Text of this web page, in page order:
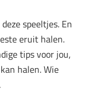
speeltjes. En
eruit halen.
tips voor jou,
halen. Wie